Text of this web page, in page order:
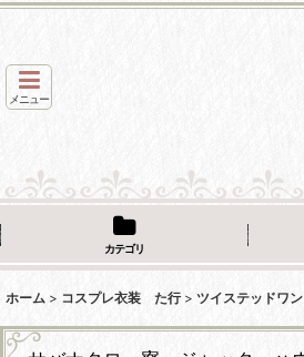
メニュー
カテゴリ
ホーム > コスプレ衣装 た行 > ツイステッドワ